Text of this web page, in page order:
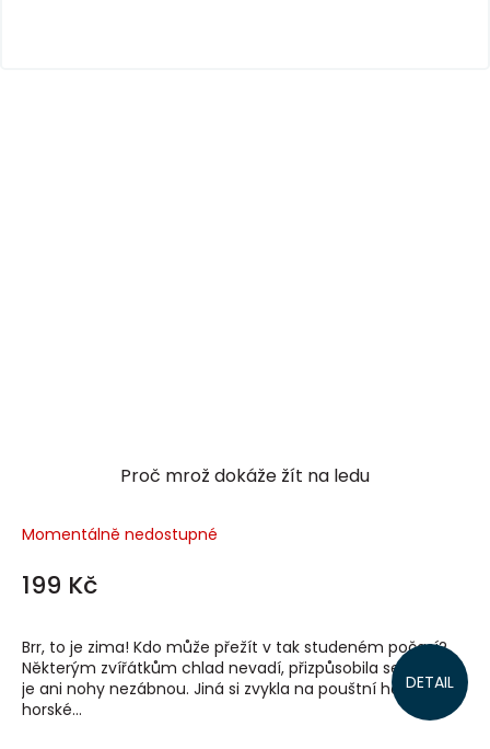
Proč mrož dokáže žít na ledu
Momentálně nedostupné
199 Kč
DETAIL
Brr, to je zima! Kdo může přežít v tak studeném počasí?
Některým zvířátkům chlad nevadí, přizpůsobila se tak, že
je ani nohy nezábnou. Jiná si zvykla na pouštní horko či
horské...